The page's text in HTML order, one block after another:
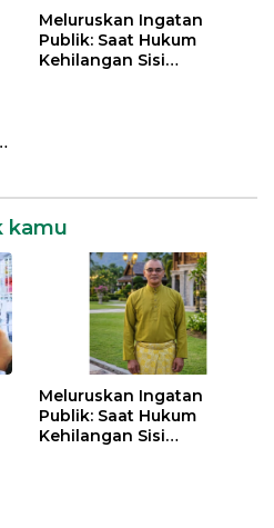
Meluruskan Ingatan
Publik: Saat Hukum
Kehilangan Sisi
kamu
Meluruskan Ingatan
Publik: Saat Hukum
Kehilangan Sisi